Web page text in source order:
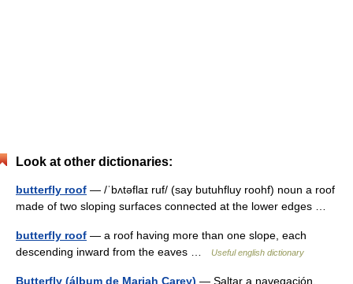
Look at other dictionaries:
butterfly roof — /ˈbʌtəflaɪ ruf/ (say butuhfluy roohf) noun a roof
made of two sloping surfaces connected at the lower edges …
butterfly roof — a roof having more than one slope, each
descending inward from the eaves …
Useful english dictionary
Butterfly (álbum de Mariah Carey) — Saltar a navegación,